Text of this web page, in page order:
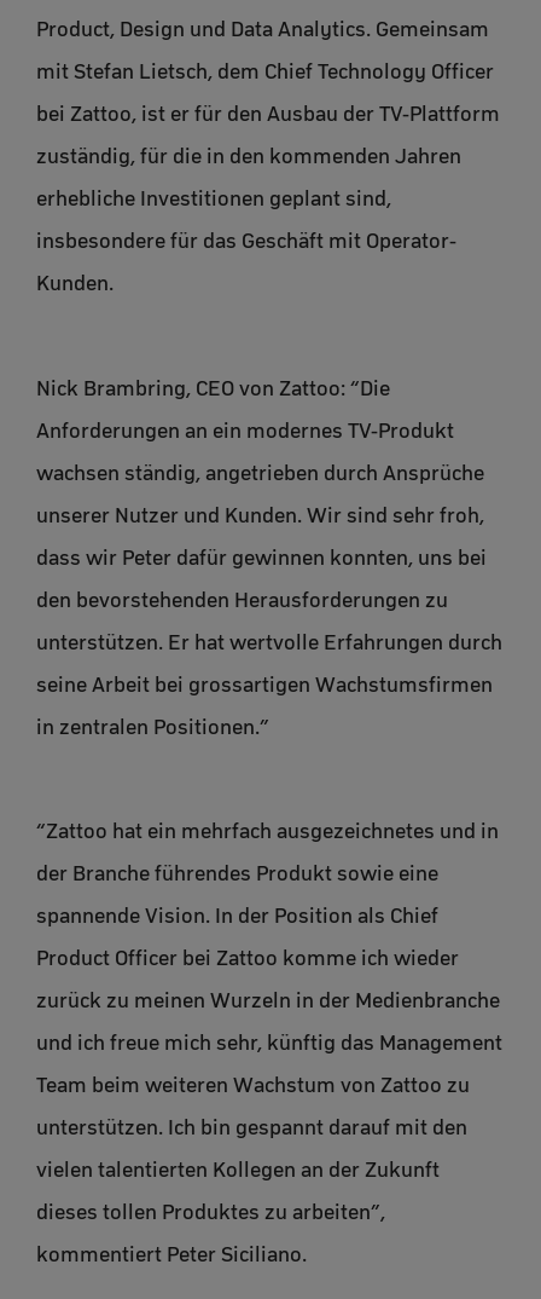
Product, Design und Data Analytics. Gemeinsam
mit Stefan Lietsch, dem Chief Technology Officer
bei Zattoo, ist er für den Ausbau der TV-Plattform
zuständig, für die in den kommenden Jahren
erhebliche Investitionen geplant sind,
insbesondere für das Geschäft mit Operator-
Kunden.
Nick Brambring, CEO von Zattoo: “Die
Anforderungen an ein modernes TV-Produkt
wachsen ständig, angetrieben durch Ansprüche
unserer Nutzer und Kunden. Wir sind sehr froh,
dass wir Peter dafür gewinnen konnten, uns bei
den bevorstehenden Herausforderungen zu
unterstützen. Er hat wertvolle Erfahrungen durch
seine Arbeit bei grossartigen Wachstumsfirmen
in zentralen Positionen.”
“Zattoo hat ein mehrfach ausgezeichnetes und in
der Branche führendes Produkt sowie eine
spannende Vision. In der Position als Chief
Product Officer bei Zattoo komme ich wieder
zurück zu meinen Wurzeln in der Medienbranche
und ich freue mich sehr, künftig das Management
Team beim weiteren Wachstum von Zattoo zu
unterstützen. Ich bin gespannt darauf mit den
vielen talentierten Kollegen an der Zukunft
dieses tollen Produktes zu arbeiten”,
kommentiert Peter Siciliano.